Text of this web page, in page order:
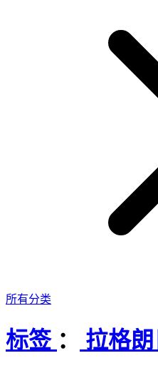
所有分类
标签 ： 拉格